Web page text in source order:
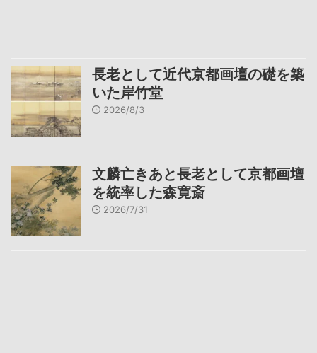
長老として近代京都画壇の礎を築
いた岸竹堂
2026/8/3
文麟亡きあと長老として京都画壇
を統率した森寛斎
2026/7/31